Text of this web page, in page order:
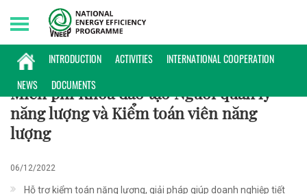
INTRODUCTION ACTIVITIES
INTERNATIONAL COOPERATION
NEWS
DOCUMENTS
Friday, 07/08/2026 | 16:27 GMT+7
HOẠT ĐỘNG
Miễn phí Khoá đào tạo Người quản lý
năng lượng và Kiểm toán viên năng
lượng
06/12/2022
Hỗ trợ kiểm toán năng lượng, giải pháp giúp doanh nghiệp tiết